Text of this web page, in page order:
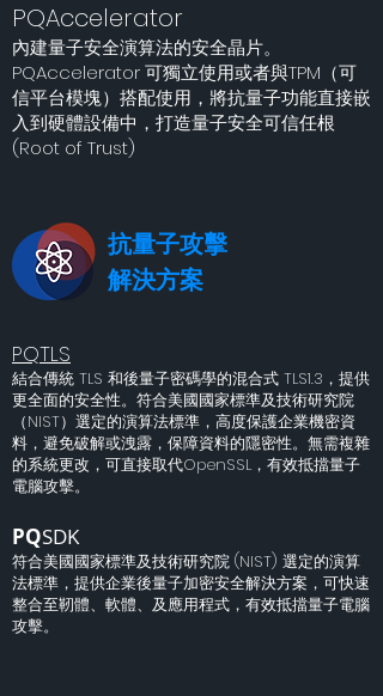
PQAccelerator
內建量子安全演算法的安全晶片。
PQAccelerator 可獨立使用或者與TPM（可
信平台模塊）搭配使用，將抗量子功能直接嵌
入到硬體設備中，打造量子安全可信任根
(Root of Trust)​
抗量子攻擊
解決方案
PQTLS
結合傳統 TLS 和後量子密碼學的混合式 TLS1.3，提供
更全面的安全性。符合美國國家標準及技術研究院
（NIST）選定的演算法標準，高度保護企業機密資
料，避免破解或洩露，保障資料的隱密性。無需複雜
的系統更改，可直接取代OpenSSL，有效抵擋量子
電腦攻擊。
PQSDK
符合美國國家標準及技術研究院 (NIST) 選定的演算
法標準，提供企業後量子加密安全解決方案，可快速
整合至靭體、軟體、及應用程式，有效抵擋量子電腦
攻擊。